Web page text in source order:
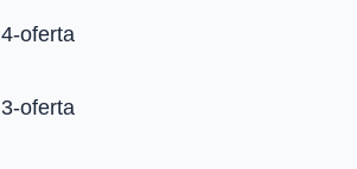
4-oferta
3-oferta